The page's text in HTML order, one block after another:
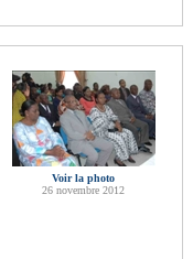
Voir la photo
26 novembre 2012